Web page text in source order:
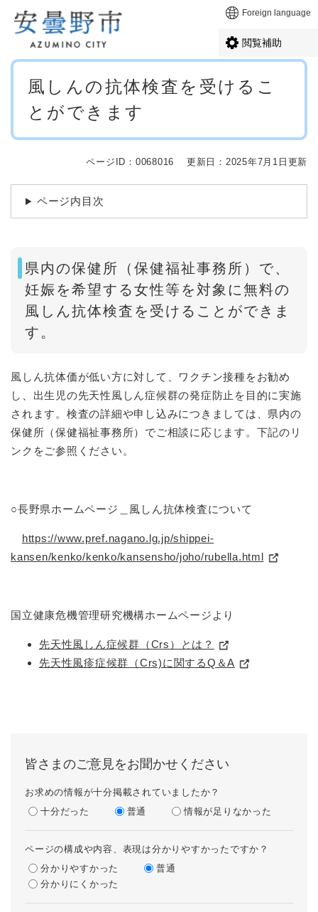
メニューを飛ばして本文へ Foreign language
閲覧補助
本
風しんの抗体検査を受けるこ
とができます
ページID：0068016 更新日：2025年7月1日更新
ページ内目次
県内の保健所（保健福祉事務所）で、
妊娠を希望する女性等を対象に無料の
風しん抗体検査を受けることができま
す。
風しん抗体価が低い方に対して、ワクチン接種をお勧め
し、出生児の先天性風しん症候群の発症防止を目的に実施
されます。検査の詳細や申し込みにつきましては、県内の
保健所（保健福祉事務所）でご相談に応じます。下記のリ
ンクをご参照ください。
○長野県ホームページ＿風しん抗体検査について
https://www.pref.nagano.lg.jp/shippei-
kansen/kenko/kenko/kansensho/joho/rubella.html
国立健康危機管理研究機構ホームページより
先天性風しん症候群（Crs）とは？
先天性風疹症候群（Crs)に関するQ＆A
皆さまのご意見をお聞かせください
お求めの情報が十分掲載されていましたか？
十分だった
普通 情報が足りなかった
ページの構成や内容、表現は分かりやすかったですか？
分かりやすかった
普通
分かりにくかった